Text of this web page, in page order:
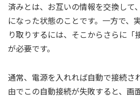
済みとは、お互いの情報を交換して
になった状態のことです。一方で、
り取りするには、そこからさらに「
が必要です。
通常、電源を入れれば自動で接続さ
由でこの自動接続が失敗すると、画